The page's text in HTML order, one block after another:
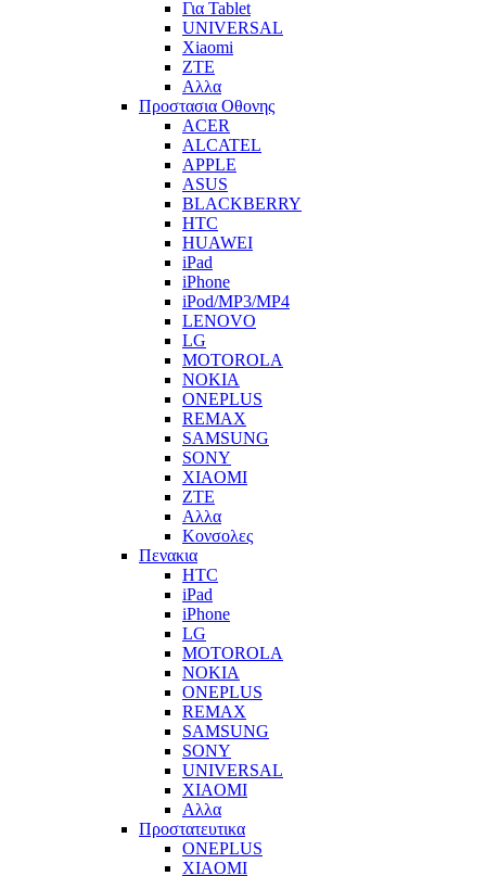
Για Tablet
UNIVERSAL
Xiaomi
ZTE
Αλλα
Προστασια Οθονης
ACER
ALCATEL
APPLE
ASUS
BLACKBERRY
HTC
HUAWEI
iPad
iPhone
iPod/MP3/MP4
LENOVO
LG
MOTOROLA
NOKIA
ONEPLUS
REMAX
SAMSUNG
SONY
XIAOMI
ZTE
Αλλα
Κονσολες
Πενακια
HTC
iPad
iPhone
LG
MOTOROLA
NOKIA
ONEPLUS
REMAX
SAMSUNG
SONY
UNIVERSAL
XIAOMI
Αλλα
Προστατευτικα
ONEPLUS
XIAOMI